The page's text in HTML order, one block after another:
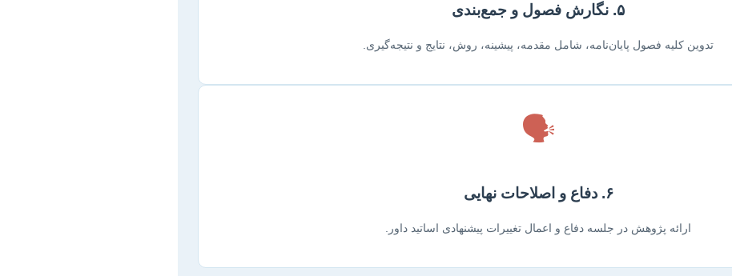
۵. نگارش فصول و جمع‌بندی
تدوین کلیه فصول پایان‌نامه، شامل مقدمه، پیشینه، روش، نتایج و نتیجه‌گیری.
🗣️
۶. دفاع و اصلاحات نهایی
ارائه پژوهش در جلسه دفاع و اعمال تغییرات پیشنهادی اساتید داور.